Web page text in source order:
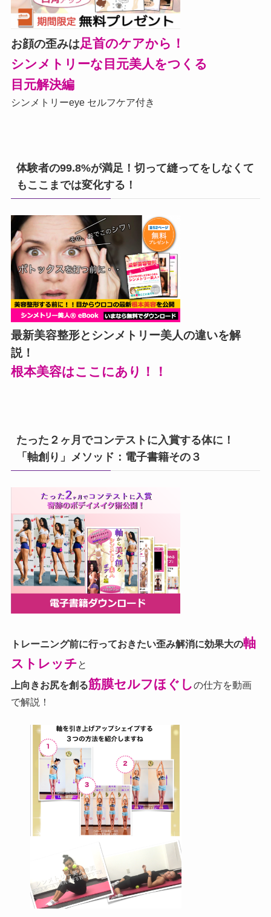
お顔の歪みは足首のケアから！
シンメトリーな目元美人をつくる
目元解決編
シンメトリーeye セルフケア付き
体験者の99.8%が満足！切って縫ってをしなくて
もここまでは変化する！
最新美容整形とシンメトリー美人の違いを解
説！
根本美容はここにあり！！
たった２ヶ月でコンテストに入賞する体に！
「軸創り」メソッド：電子書籍その３
トレーニング前に行っておきたい歪み解消に効果大の軸
ストレッチと
上向きお尻を創る筋膜セルフほぐしの仕方を動画
で解説！